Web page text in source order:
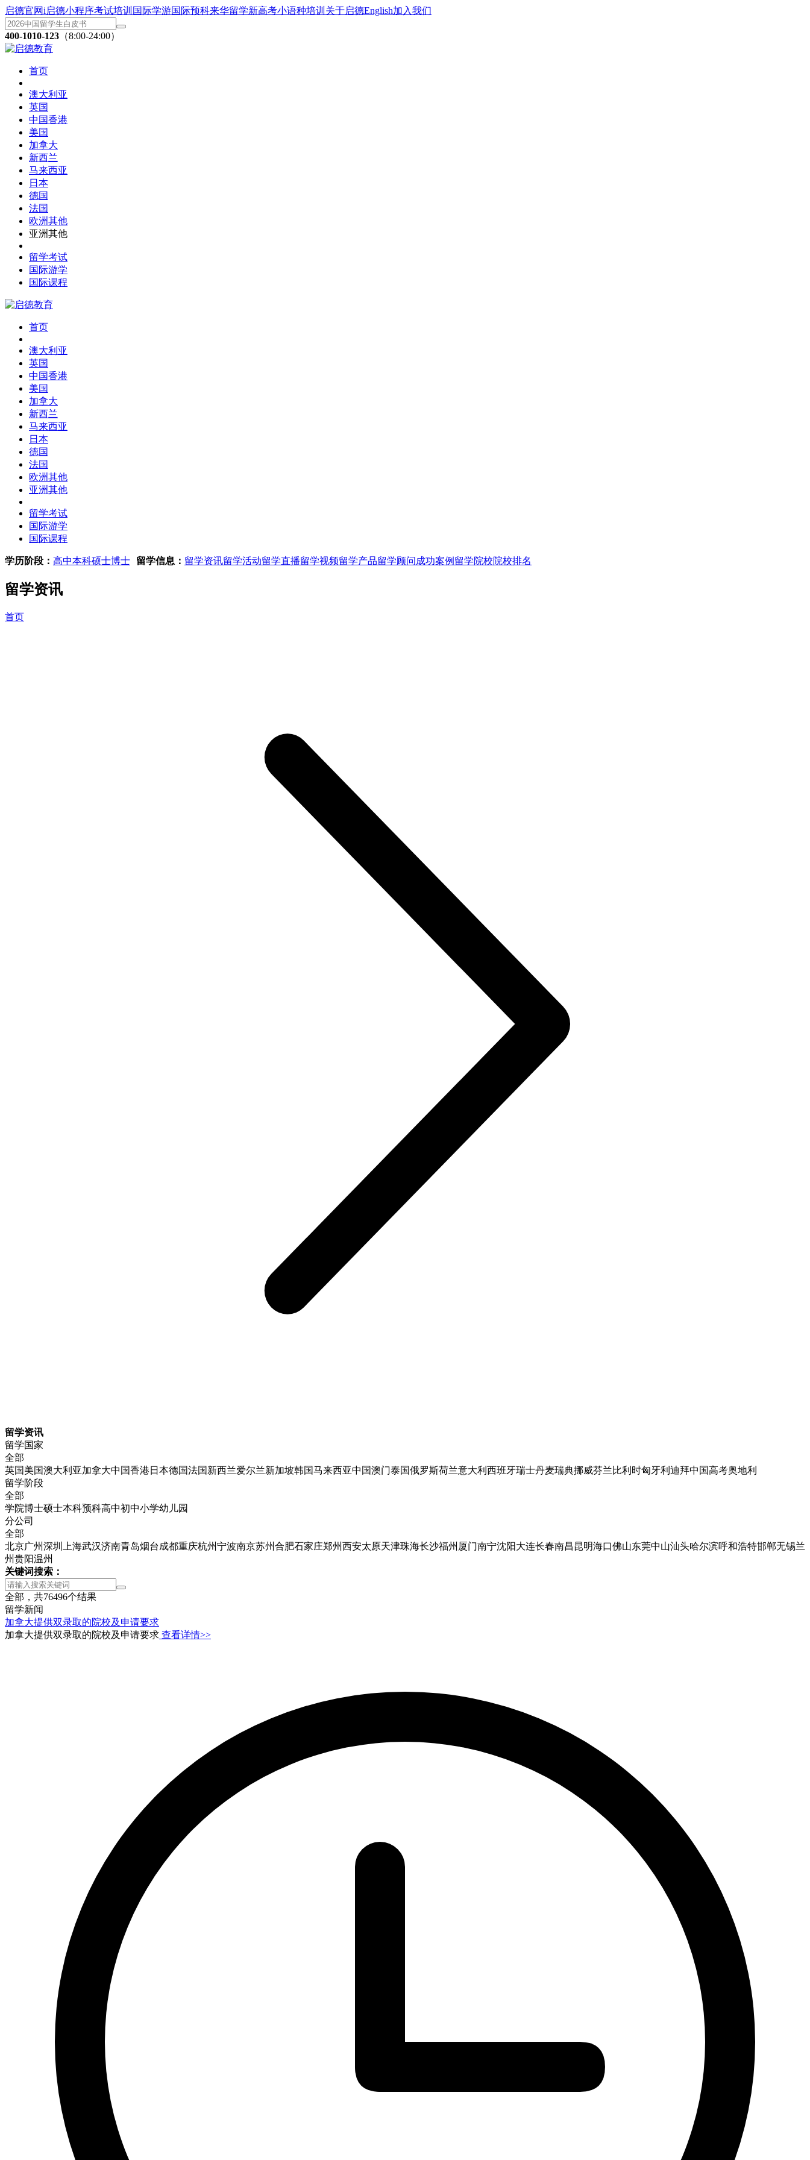
启德官网i启德小程序考试培训 国际学游国际预科来华留学新高考小语种培训 关于启德English加入我们
400-1010-123 （8:00-24:00）
首页
澳大利亚
英国
中国香港
美国
加拿大
新西兰
马来西亚
日本
德国
法国
欧洲其他
亚洲其他
留学考试
国际游学
国际课程
首页
澳大利亚
英国
中国香港
美国
加拿大
新西兰
马来西亚
日本
德国
法国
欧洲其他
亚洲其他
留学考试
国际游学
国际课程
学历阶段： 高中本科硕士博士 留学信息： 留学资讯留学活动留学直播留学视频留学产品留学顾问 成功案例 留学院校院校排名
留学资讯
首页
留学资讯
留学国家
全部
英国美国澳大利亚加拿大中国香港 日本德国法国新西兰爱尔兰新加坡韩国马来西亚中国澳门泰国俄罗斯荷兰意大利 西班牙瑞士丹麦瑞典挪威芬兰比利时匈牙利 迪拜中国高考奥地利
留学阶段
全部
学院博士硕士本科预科高中初中小学幼儿园
分公司
全部
北京广州深圳 上海武汉济南青岛烟台 成都重庆杭州宁波南京苏州合肥石家庄郑州西安太原天津珠海长沙福州 厦门南宁沈阳大连长春南昌昆明海口佛山东莞中山汕头哈尔滨呼和浩特邯郸无锡兰
州贵阳温州
关键词搜索：
全部，共76496个结果
留学新闻
加拿大提供双录取的院校及申请要求
加拿大提供双录取的院校及申请要求 查看详情>>